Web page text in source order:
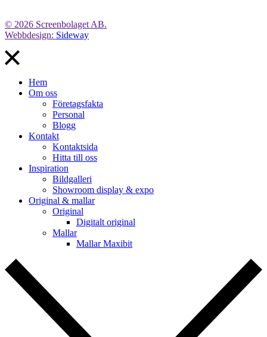
© 2026 Screenbolaget AB.
Webbdesign: Sideway
Hem
Om oss
Företagsfakta
Personal
Blogg
Kontakt
Kontaktsida
Hitta till oss
Inspiration
Bildgalleri
Showroom display & expo
Original & mallar
Original
Digitalt original
Mallar
Mallar Maxibit